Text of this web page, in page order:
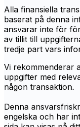
Alla finansiella
baserat på denna
ansvarar inte för
av tillit till
tredje part vars
Vi rekommenderar
uppgifter med
någon transaktion.
Denna
engelska och har